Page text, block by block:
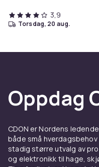
3,9
torsdag, 20 aug.
Oppdag
CDON er Nordens
både små
stadig større utvalg av
og elektronikk til hage,